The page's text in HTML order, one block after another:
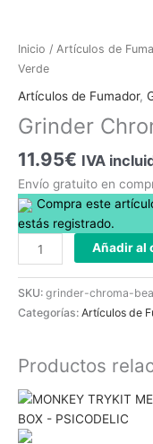
Inicio / Artículos de
Verde
Artículos de Fumador,
Grinder
11.95€ IVA
Envío gratuito en
Compra este
estás registrado.
Grinder
Chroma
Bear
Verde
Añadir al
SKU: grinder-chroma-
Categorías: Artículos de
Productos